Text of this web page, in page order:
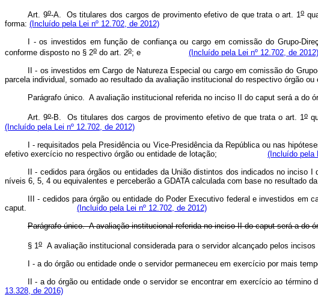
Art. 9o-A. Os titulares dos cargos de provimento efetivo de que trata o art. 1o
forma: (Incluído pela Lei nº 12.702, de 2012)
I - os investidos em função de confiança ou cargo em comissão do Grupo-
conforme disposto no § 2o do art. 2o; e (Incluído pela Lei nº 12.702, de 2012)
II - os investidos em Cargo de Natureza Especial ou cargo em comissão do
parcela individual, somado ao resultado da avaliação institucional do
Parágrafo único. A avaliação institucional referida no inciso II do caput será a
Art. 9o-B. Os titulares dos cargos de provimento efetivo de que trata o art. 1o
(Incluído pela Lei nº 12.702, de 2012)
I - requisitados pela Presidência ou Vice-Presidência da República ou nas
efetivo exercício no respectivo órgão ou entidade de lotação; (Incluído pela
II - cedidos para órgãos ou entidades da União distintos dos indicados no inciso I
níveis 6, 5, 4 ou equivalentes e perceberão a GDATA calculada com base no resultado
III - cedidos para órgão ou entidade do Poder Executivo federal e investidos em
caput
(Incluído pela Lei nº 12.702, de 2012)
Parágrafo único. A avaliação institucional referida no inciso II docaputserá a
§ 1 o A avaliação institucional considerada para o servidor alcançado pelos
I - a do órgão ou entidade onde o servidor permaneceu em exercício por mais
II - a do órgão ou entidade onde o servidor se encontrar em exercício ao
13.328, de 2016)